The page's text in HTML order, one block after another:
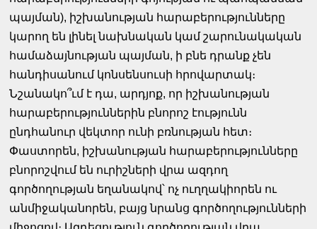
պայման), իշխանության հարաբերությունները
կարող են լինել նախնական կամ շարունակական
համաձայնության պայման, ի բնե դրանք չեն
հանդիսանում կոնսենսուսի հրովարտակ։
Նշանակո՞ւմ է դա, արդյոք, որ իշխանության
հարաբերություններին բնորոշ էությունն
ընդհանուր վեկտոր ունի բռնության հետ։
Փաստորեն, իշխանության հարաբերությունները
բնորոշվում են ուրիշների վրա ազդող
գործողության եղանակով՝ ոչ ուղղակիորեն ու
անմիջականորեն, բայց նրանց գործողությունների